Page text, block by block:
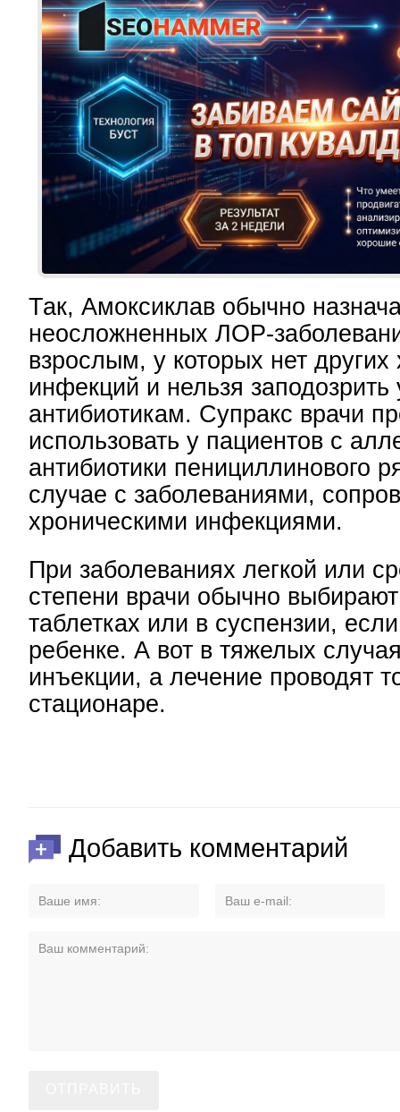
Так, Амоксиклав обычно
неосложненных ЛОР-
взрослым, у которых нет других
инфекций и нельзя заподозрить
антибиотикам. Супракс врачи
использовать у пациентов с
антибиотики пенициллинового
случае с заболеваниями,
хроническими инфекциями.
При заболеваниях легкой или
степени врачи обычно
таблетках или в суспензии,
ребенке. А вот в тяжелых
инъекции, а лечение проводят
стационаре.
Добавить комментарий